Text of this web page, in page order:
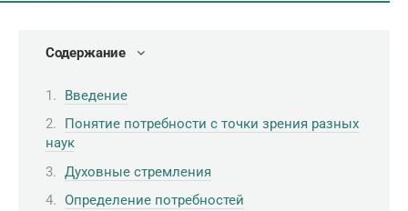
Содержание
Введение
Понятие потребности с точки зрения разных
наук
Духовные стремления
Определение потребностей